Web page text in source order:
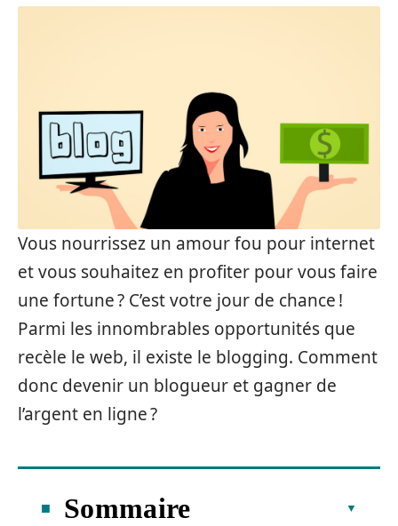
Vous nourrissez un amour fou pour internet
et vous souhaitez en profiter pour vous faire
une fortune ? C’est votre jour de chance !
Parmi les innombrables opportunités que
recèle le web, il existe le blogging. Comment
donc devenir un blogueur et gagner de
l’argent en ligne ?
Sommaire